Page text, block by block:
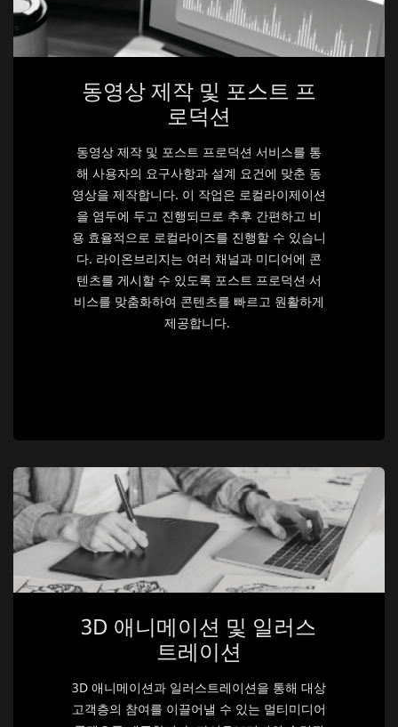
동영상 제작 및 포스트 프
로덕션
동영상 제작 및 포스트 프로덕션 서비스를 통
해 사용자의 요구사항과 설계 요건에 맞춘 동
영상을 제작합니다. 이 작업은 로컬라이제이션
을 염두에 두고 진행되므로 추후 간편하고 비
용 효율적으로 로컬라이즈를 진행할 수 있습니
다. 라이온브리지는 여러 채널과 미디어에 콘
텐츠를 게시할 수 있도록 포스트 프로덕션 서
비스를 맞춤화하여 콘텐츠를 빠르고 원활하게
제공합니다.
3D 애니메이션 및 일러스
트레이션
3D 애니메이션과 일러스트레이션을 통해 대상
고객층의 참여를 이끌어낼 수 있는 멀티미디어